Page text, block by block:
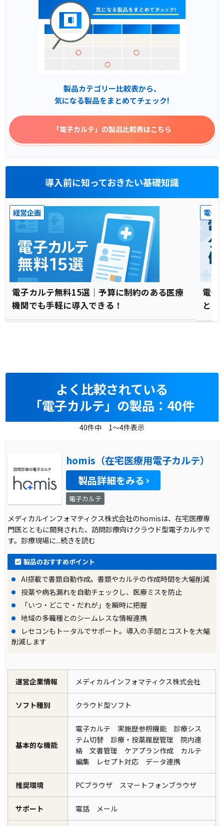
製品カテゴリー比較表から、
気になる製品をまとめてチェック!
「電子カルテ」 の製品比較表はこちら
導入前に知っておきたい基礎知識
経営企画
電子カルテ無料15選｜予算に制約のある医療
機関でも手軽に導入できる！
電子
電子
と注
よく比較されている
「電子カルテ」の製品：40件
40件中 1～4件表示
homis（在宅医療用電子カルテ）
製品詳細をみる
電子カルテ
メディカルインフォマティクス株式会社のhomisは、在宅医療専
門医とともに開発された、訪問診療向けクラウド型電子カルテで
す。診療現場に...続きを読む
製品のおすすめポイント
AI搭載で書類自動作成。書類やカルテの作成時間を大幅削減
投薬や病名漏れを自動チェックし、医療ミスを防止
「いつ・どこで・だれが」を瞬時に把握
地域の多職種とのシームレスな情報連携
レセコンもトータルでサポート。導入の手間とコストを大幅
削減します
運営企業情報 メディカルインフォマティクス株式会社
ソフト種別 クラウド型ソフト
基本的な機能
電子カルテ 実施歴参照機能 診療シス
テム切替 診療・投薬履歴管理 院内連
絡 文書管理 ケアプラン作成 カルテ
編集 レセプト対応 データ連携
推奨環境 PCブラウザ スマートフォンブラウザ
サポート 電話 メール